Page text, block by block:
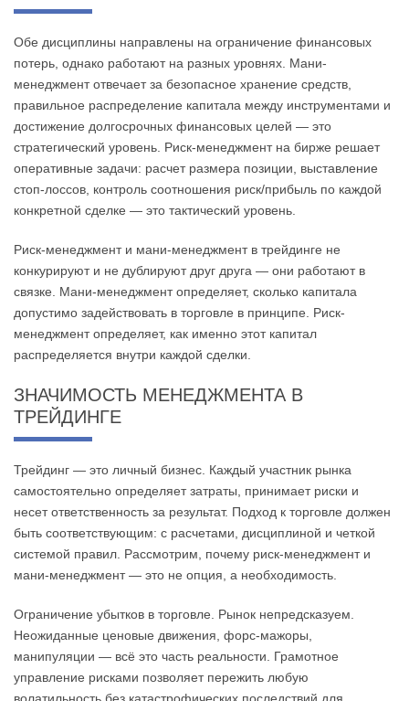
Обе дисциплины направлены на ограничение финансовых
потерь, однако работают на разных уровнях. Мани-
менеджмент отвечает за безопасное хранение средств,
правильное распределение капитала между инструментами и
достижение долгосрочных финансовых целей — это
стратегический уровень. Риск-менеджмент на бирже решает
оперативные задачи: расчет размера позиции, выставление
стоп-лоссов, контроль соотношения риск/прибыль по каждой
конкретной сделке — это тактический уровень.
Риск-менеджмент и мани-менеджмент в трейдинге не
конкурируют и не дублируют друг друга — они работают в
связке. Мани-менеджмент определяет, сколько капитала
допустимо задействовать в торговле в принципе. Риск-
менеджмент определяет, как именно этот капитал
распределяется внутри каждой сделки.
ЗНАЧИМОСТЬ МЕНЕДЖМЕНТА В
ТРЕЙДИНГЕ
Трейдинг — это личный бизнес. Каждый участник рынка
самостоятельно определяет затраты, принимает риски и
несет ответственность за результат. Подход к торговле должен
быть соответствующим: с расчетами, дисциплиной и четкой
системой правил. Рассмотрим, почему риск-менеджмент и
мани-менеджмент — это не опция, а необходимость.
Ограничение убытков в торговле. Рынок непредсказуем.
Неожиданные ценовые движения, форс-мажоры,
манипуляции — всё это часть реальности. Грамотное
управление рисками позволяет пережить любую
волатильность без катастрофических последствий для